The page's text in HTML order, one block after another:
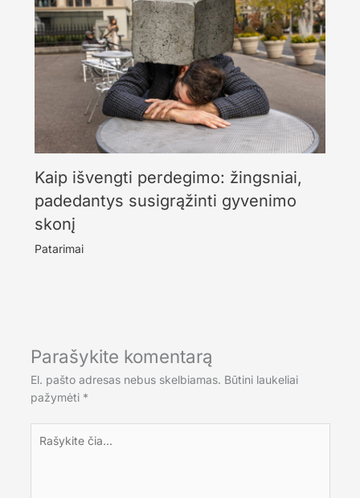
Kaip išvengti perdegimo: žingsniai,
padedantys susigrąžinti gyvenimo
skonį
Patarimai
Parašykite komentarą
El. pašto adresas nebus skelbiamas. Būtini laukeliai
pažymėti *
čia...